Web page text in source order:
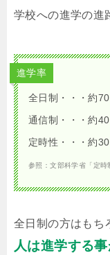
学校への進学の進
進学率
全日制・・・約
通信制・・・約
定時性・・・約
参照：文部科学省「定時
全日制の方はもち
人は進学する事